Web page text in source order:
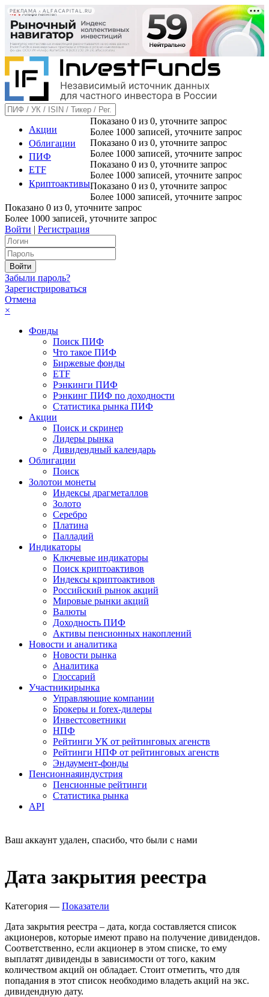
РЕКЛАМА • ALFACAPITAL.RU
Акции
Облигации
ПИФ
ETF
Криптоактивы
Показано 0 из 0, уточните запрос
Более 1000 записей, уточните запрос
Показано 0 из 0, уточните запрос
Более 1000 записей, уточните запрос
Показано 0 из 0, уточните запрос
Более 1000 записей, уточните запрос
Показано 0 из 0, уточните запрос
Более 1000 записей, уточните запрос
Показано 0 из 0, уточните запрос
Более 1000 записей, уточните запрос
Войти | Регистрация
Забыли пароль?
Зарегистрироваться
Отмена
×
Фонды
Поиск ПИФ
Что такое ПИФ
Биржевые фонды
ETF
Рэнкинги ПИФ
Рэнкинг ПИФ по доходности
Статистика рынка ПИФ
Акции
Поиск и скринер
Лидеры рынка
Дивидендный календарь
Облигации
Поиск
Золотои монеты
Индексы драгметаллов
Золото
Серебро
Платина
Палладий
Индикаторы
Ключевые индикаторы
Поиск криптоактивов
Индексы криптоактивов
Российский рынок акций
Мировые рынки акций
Валюты
Доходность ПИФ
Активы пенсионных накоплений
Новости и аналитика
Новости рынка
Аналитика
Глоссарий
Участникирынка
Управляющие компании
Брокеры и forex-дилеры
Инвестсоветники
НПФ
Рейтинги УК от рейтинговых агенств
Рейтинги НПФ от рейтинговых агенств
Эндаумент-фонды
Пенсионнаяиндустрия
Пенсионные рейтинги
Статистика рынка
API
Ваш аккаунт удален, спасибо, что были с нами
Дата закрытия реестра
Категория — Показатели
Дата закрытия реестра – дата, когда составляется список
акционеров, которые имеют право на получение дивидендов.
Соответственно, если акционер в этом списке, то ему
выплатят дивиденды в зависимости от того, каким
количеством акций он обладает. Стоит отметить, что для
попадания в этот список необходимо владеть акций на экс.
дивидендную дату.